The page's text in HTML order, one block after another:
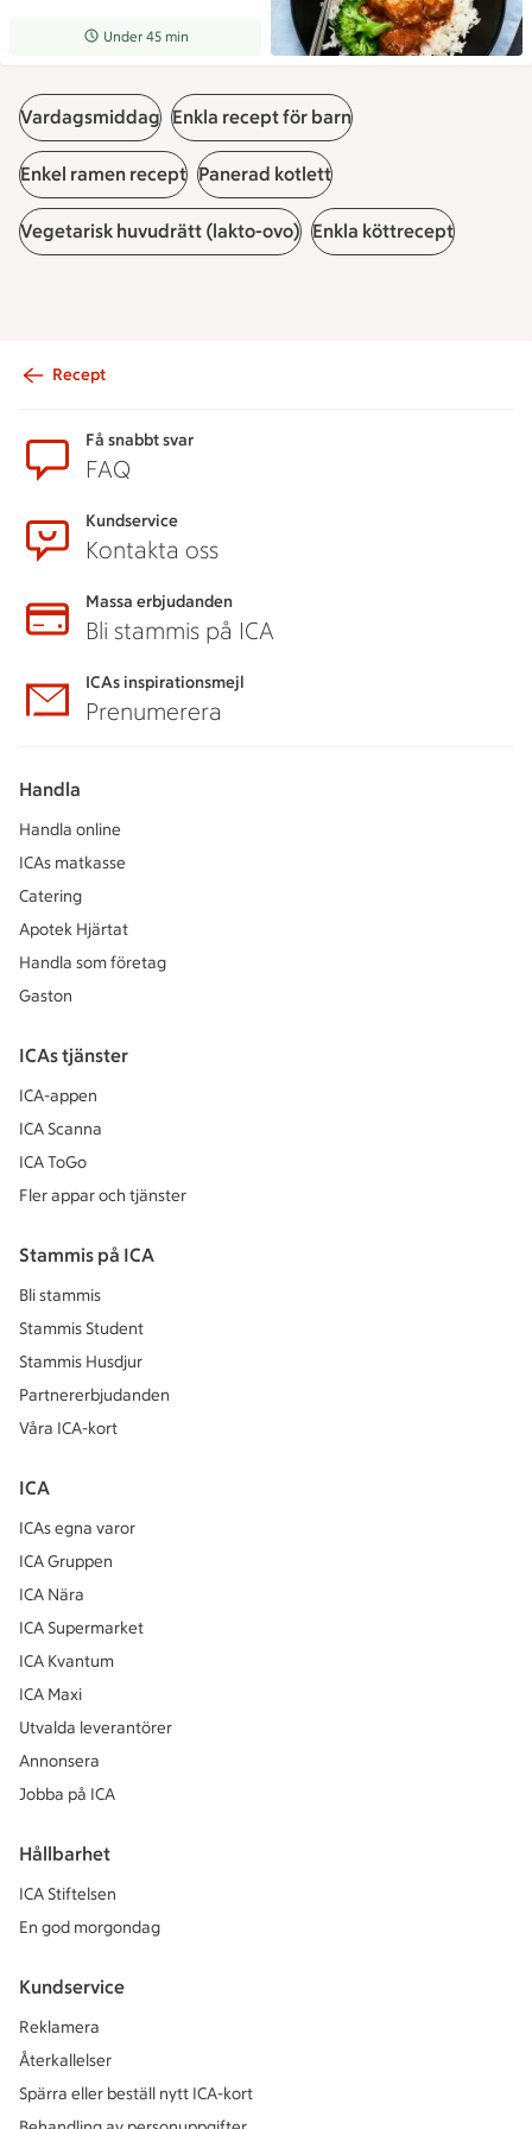
Receptet tar Under 45 min att tillaga
Under 45 min
Vardagsmiddag Enkla recept för barn
Enkel ramen recept Panerad kotlett
Vegetarisk huvudrätt (lakto-ovo) Enkla köttrecept
Recept
Få snabbt svar
FAQ
Kundservice
Kontakta oss
Massa erbjudanden
Bli stammis på ICA
ICAs inspirationsmejl
Prenumerera
Handla
Handla online
ICAs matkasse
Catering
Apotek Hjärtat
Handla som företag
Gaston
ICAs tjänster
ICA-appen
ICA Scanna
ICA ToGo
Fler appar och tjänster
Stammis på ICA
Bli stammis
Stammis Student
Stammis Husdjur
Partnererbjudanden
Våra ICA-kort
ICA
ICAs egna varor
ICA Gruppen
ICA Nära
ICA Supermarket
ICA Kvantum
ICA Maxi
Utvalda leverantörer
Annonsera
Jobba på ICA
Hållbarhet
ICA Stiftelsen
En god morgondag
Kundservice
Reklamera
Återkallelser
Spärra eller beställ nytt ICA-kort